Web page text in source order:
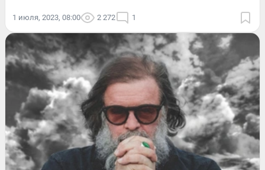
1 июля, 2023, 08:00 2 272 1